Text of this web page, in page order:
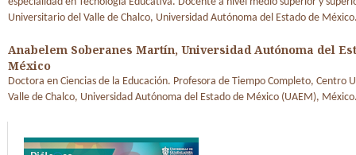
Universitario del Valle de Chalco, Universidad Autónoma del Estado de
Anabelem Soberanes Martín, Universidad Autónoma del
México
Doctora en Ciencias de la Educación. Profesora de Tiempo Completo, Centro
Valle de Chalco, Universidad Autónoma del Estado de México (UAEM),